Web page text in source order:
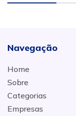
Navegação
Home
Sobre
Categorias
Empresas